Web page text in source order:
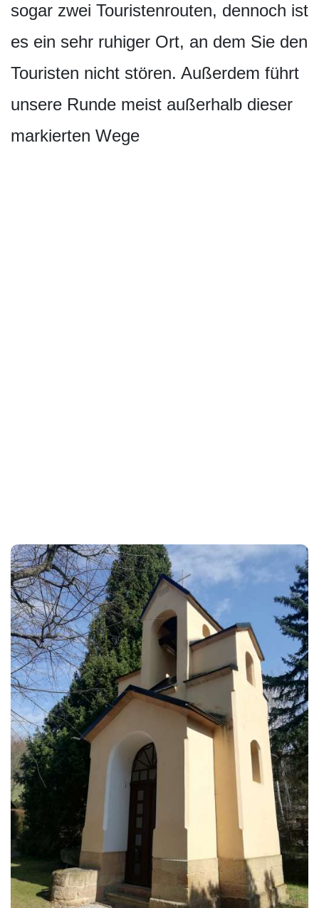
sogar zwei Touristenrouten, dennoch ist
es ein sehr ruhiger Ort, an dem Sie den
Touristen nicht stören. Außerdem führt
unsere Runde meist außerhalb dieser
markierten Wege